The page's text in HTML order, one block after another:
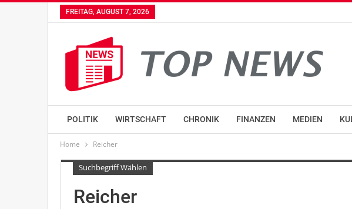
FREITAG, AUGUST 7, 2026
POLITIK WIRTSCHAFT CHRONIK FINANZEN MEDIEN
Home Reicher
Suchbegriff Wählen
Reicher